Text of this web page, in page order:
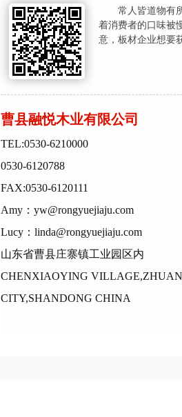
常人皆道物有
着消费者的口味被
意，板材企业想要
曹县融悦木业有限公司
TEL:0530-6210000
0530-6120788
FAX:0530-6120111
Amy：yw@rongyuejiaju.com
Lucy：linda@rongyuejiaju.com
山东省曹县庄寨镇工业园区内
CHENXIAOYING
CITY,SHANDONG CHINA